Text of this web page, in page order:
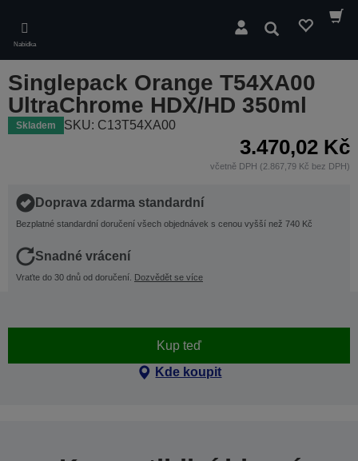
main
content
Nabídka
Hledat
Singlepack Orange T54XA00
UltraChrome HDX/HD 350ml
Skladem SKU: C13T54XA00
3.470,02 Kč
včetně DPH (2.867,79 Kč bez DPH)
Doprava zdarma standardní
Bezplatné standardní doručení všech objednávek s cenou vyšší než 740 Kč
Snadné vrácení
Vraťte do 30 dnů od doručení. Dozvědět se více
Kup teď
Kde koupit